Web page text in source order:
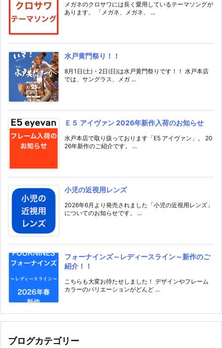
メガネのクロサワには長く愛用しているテーマソングが
あります。 「メガネ、メガネ、 ...
水戸黄門祭り！！
8月1日(土)・2日(日)は水戸黄門祭りです！！ 水戸本店
では、サングラス、メガ ...
Ｅ５ アイヴァン 2026年新作入荷のお知らせ
水戸本店で取り扱っております「E5 アイヴァン」。 20
26年新作のご紹介です。 ...
小児の近視用レンズ
2026年6月より発売されました「小児の近視用レンズ」
についてのお知らせです。 ...
フォーナインズ～レディースライン～新作のご
紹介！！
こちらも大変お待たせしました！ デザインやフレーム
カラーのバリエーションがどんど ...
ブログカテゴリー